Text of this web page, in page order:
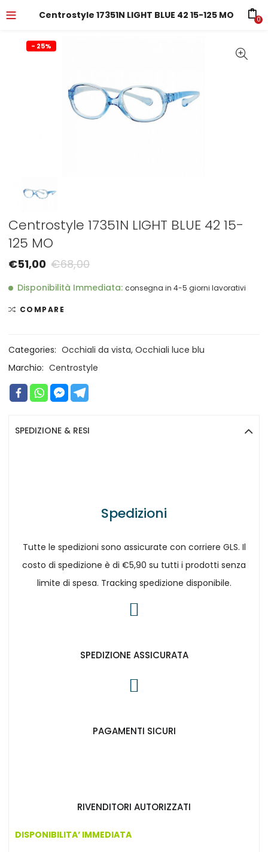
Centrostyle 17351N LIGHT BLUE 42 15-125 MO 0
- 25%
Centrostyle 17351N LIGHT BLUE 42 15-
125 MO
€51,00 €68,00
Disponibilità Immediata:consegna in 4-5 giorni lavorativi
COMPARE
Categories: Occhiali da vista,Occhiali luce blu
Marchio: Centrostyle
SPEDIZIONE & RESI
Spedizioni
Tutte le spedizioni sono assicurate con corriere GLS. Il
costo di spedizione è di €5,90 su tutti i prodotti senza
limite di spesa. Tracking spedizione disponibile.
SPEDIZIONE ASSICURATA
PAGAMENTI SICURI
RIVENDITORI AUTORIZZATI
DISPONIBILITA’ IMMEDIATA